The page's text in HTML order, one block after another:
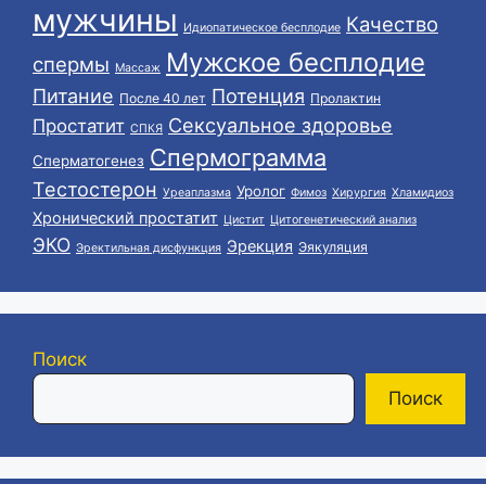
мужчины
Идиопатическое бесплодие Качество
спермы Массаж Мужское бесплодие
Питание После 40 лет Потенция Пролактин
Простатит СПКЯ Сексуальное здоровье
Сперматогенез Спермограмма
Тестостерон Уреаплазма Уролог Фимоз Хирургия Хламидиоз
Хронический простатит Цистит Цитогенетический анализ
ЭКО Эректильная дисфункция Эрекция Эякуляция
Поиск
Поиск